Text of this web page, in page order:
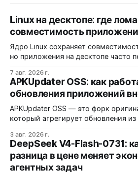
Linux на десктопе: где
совместимость
Ядро Linux сохраняет
но приложения на десктопе часто
Разработчики обвиняют GNOME и
создании искусственных барьеров,
платят за это нестабильностью.
7 авг. 2026 г.
APKUpdater OSS: как
обновления приложений
APKUpdater OSS — это форк
который агрегирует обновления
установку через Session Installer,
требует ручной проверки
от качества метаданных в
3 авг. 2026 г.
DeepSeek V4-Flash-0731:
разница в цене меняет
агентных задач